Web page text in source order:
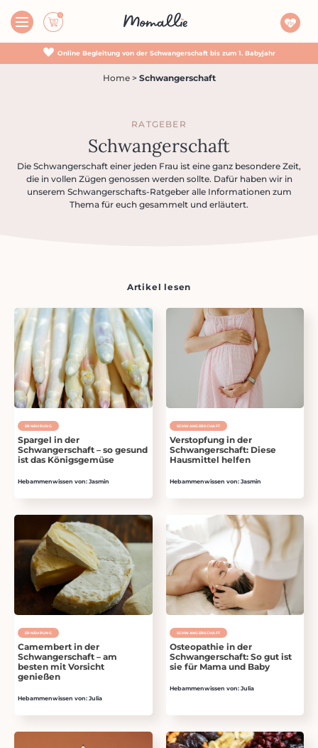
Online Begleitung von der Schwangerschaft bis zum 1. Babyjahr
Home> Schwanger­schaft
RATGEBER
Schwanger­schaft
Die Schwangerschaft einer jeden Frau ist eine ganz besondere Zeit,
die in vollen Zügen genossen werden sollte. Dafür haben wir in
unserem Schwangerschafts-Ratgeber alle Informationen zum
Thema für euch gesammelt und erläutert.
Artikel lesen
ERNÄHRUNG
Spargel in der
Schwangerschaft – so gesund
ist das Königsgemüse
Hebammenwissen von: Jasmin
SCHWANGER­SCHAFT
Verstopfung in der
Schwangerschaft: Diese
Hausmittel helfen
Hebammenwissen von: Jasmin
ERNÄHRUNG
Camembert in der
Schwangerschaft – am
besten mit Vorsicht
genießen
Hebammenwissen von: Julia
SCHWANGER­SCHAFT
Osteopathie in der
Schwangerschaft: So gut ist
sie für Mama und Baby
Hebammenwissen von: Julia